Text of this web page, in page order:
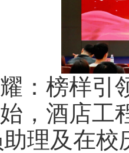
：榜样引
，酒店工
理及在